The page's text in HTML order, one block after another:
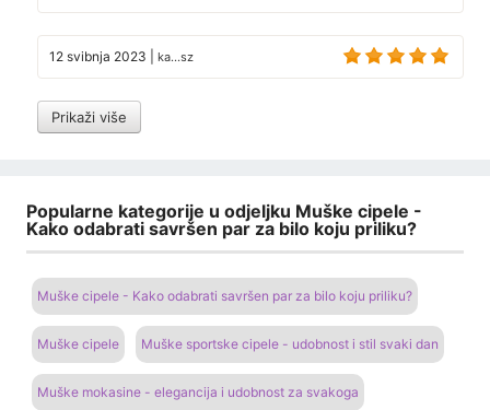
12 svibnja 2023 ka...sz
Prikaži više
Popularne kategorije u odjeljku Muške cipele -
Kako odabrati savršen par za bilo koju priliku?
Muške cipele - Kako odabrati savršen par za bilo koju priliku?
Muške cipele Muške sportske cipele - udobnost i stil svaki dan
Muške mokasine - elegancija i udobnost za svakoga